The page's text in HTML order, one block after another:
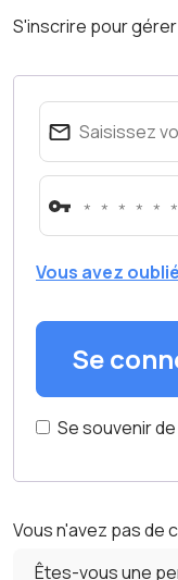
S'inscrire pour
Vous avez
Se
Se souvenir de
Vous n'avez pas de
Êtes-vous une